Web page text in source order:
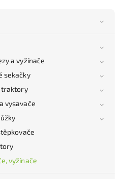
a vyžínače
sekačky
traktory
vysavače
vyžínače